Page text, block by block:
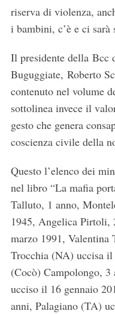
riserva di violenza,
i bambini, c’è e ci sarà
Il presidente della Bcc
Buguggiate, Roberto
contenuto nel volume
sottolinea invece il
gesto che genera
coscienza civile della
Questo l’elenco dei
nel libro “La mafia
Talluto, 1 anno,
1945, Angelica Pirtoli,
marzo 1991, Valentina
Trocchia (NA) uccisa
(Cocò) Campolongo,
ucciso il 16 gennaio
anni, Palagiano (TA)